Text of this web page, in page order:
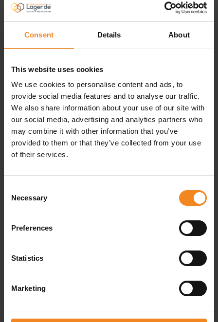
Consent Details About
This website uses cookies
We use cookies to personalise content and ads, to
provide social media features and to analyse our traffic.
We also share information about your use of our site with
our social media, advertising and analytics partners who
may combine it with other information that you’ve
provided to them or that they’ve collected from your use
of their services.
Selection
Necessary
Preferences
Statistics
Marketing
Fahrzeugen und können mit diesen auf unserem
Einlagern barrierefrei und mit kurzen
Einmal angekommen, können Sie sich ans Be- und
direkt vorfahren und damit beginnen, Ihre Lagergüter zu
verräumen. Keine weiten Wege, keine Stufen, einfach nur
die pure Freude am sicheren Einlagern. Natürlich sind die
Lagerräume blickdicht, sodass nur Sie sehen, was